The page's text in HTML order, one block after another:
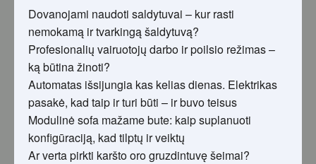
Dovanojami naudoti saldytuvai – kur rasti
nemokamą ir tvarkingą šaldytuvą?
Profesionalių vairuotojų darbo ir poilsio režimas –
ką būtina žinoti?
Automatas išsijungia kas kelias dienas. Elektrikas
pasakė, kad taip ir turi būti – ir buvo teisus
Modulinė sofa mažame bute: kaip suplanuoti
konfigūraciją, kad tilptų ir veiktų
Ar verta pirkti karšto oro gruzdintuvę šeimai?